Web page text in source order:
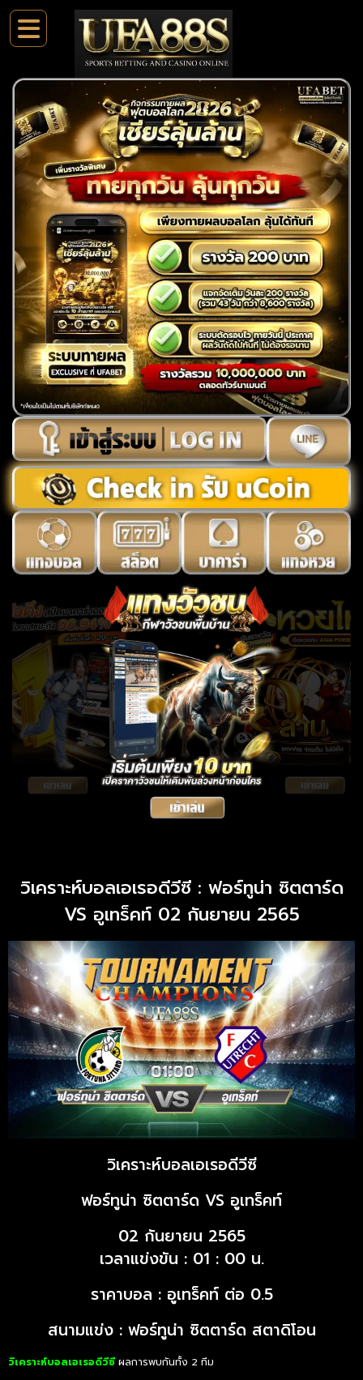
วิเคราะห์บอลเอเรอดีวีซี : ฟอร์ทูน่า ซิตตาร์ด
VS อูเทร็คท์ 02 กันยายน 2565
วิเคราะห์บอลเอเรอดีวีซี
ฟอร์ทูน่า ซิตตาร์ด VS อูเทร็คท์
02 กันยายน 2565
เวลาแข่งขัน : 01 : 00 น.
ราคาบอล : อูเทร็คท์ ต่อ 0.5
สนามแข่ง : ฟอร์ทูน่า ซิตตาร์ด สตาดิโอน
วิเคราะห์บอลเอเรอดีวีซีผลการพบกันทั้ง 2 ทีม